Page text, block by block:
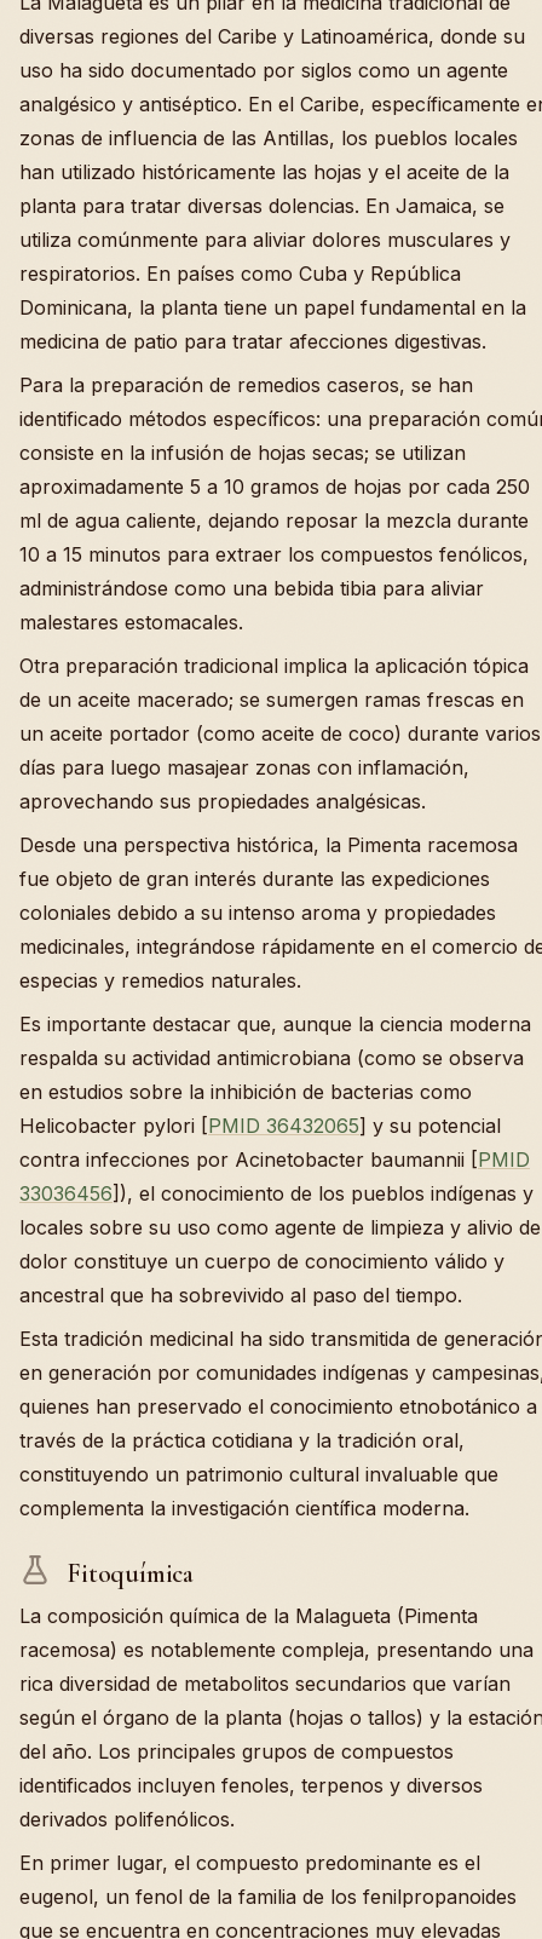
diversas regiones del Caribe y Latinoamérica, donde su
uso ha sido documentado por siglos como un agente
analgésico y antiséptico. En el Caribe, específicamente
zonas de influencia de las Antillas, los pueblos locales
han utilizado históricamente las hojas y el aceite de la
planta para tratar diversas dolencias. En Jamaica, se
utiliza comúnmente para aliviar dolores musculares y
respiratorios. En países como Cuba y República
Dominicana, la planta tiene un papel fundamental en la
medicina de patio para tratar afecciones digestivas.
Para la preparación de remedios caseros, se han
identificado métodos específicos: una preparación
consiste en la infusión de hojas secas; se utilizan
aproximadamente 5 a 10 gramos de hojas por cada 250
ml de agua caliente, dejando reposar la mezcla durante
10 a 15 minutos para extraer los compuestos fenólicos,
administrándose como una bebida tibia para aliviar
malestares estomacales.
Otra preparación tradicional implica la aplicación tópica
de un aceite macerado; se sumergen ramas frescas en
un aceite portador (como aceite de coco) durante varios
días para luego masajear zonas con inflamación,
aprovechando sus propiedades analgésicas.
Desde una perspectiva histórica, la Pimenta racemosa
fue objeto de gran interés durante las expediciones
coloniales debido a su intenso aroma y propiedades
medicinales, integrándose rápidamente en el comercio
especias y remedios naturales.
Es importante destacar que, aunque la ciencia moderna
respalda su actividad antimicrobiana (como se observa
en estudios sobre la inhibición de bacterias como
Helicobacter pylori [PMID 36432065] y su potencial
contra infecciones por Acinetobacter baumannii [PMID
33036456]), el conocimiento de los pueblos indígenas y
locales sobre su uso como agente de limpieza y alivio
dolor constituye un cuerpo de conocimiento válido y
ancestral que ha sobrevivido al paso del tiempo.
Esta tradición medicinal ha sido transmitida de
en generación por comunidades indígenas y
quienes han preservado el conocimiento etnobotánico a
través de la práctica cotidiana y la tradición oral,
constituyendo un patrimonio cultural invaluable que
complementa la investigación científica moderna.
Fitoquímica
La composición química de la Malagueta (Pimenta
racemosa) es notablemente compleja, presentando una
rica diversidad de metabolitos secundarios que varían
según el órgano de la planta (hojas o tallos) y la
del año. Los principales grupos de compuestos
identificados incluyen fenoles, terpenos y diversos
derivados polifenólicos.
En primer lugar, el compuesto predominante es el
eugenol, un fenol de la familia de los fenilpropanoides
que se encuentra en concentraciones muy elevadas